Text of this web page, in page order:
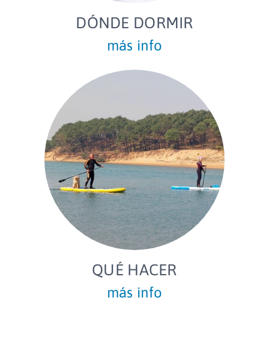
DÓNDE DORMIR
más info
QUÉ HACER
más info